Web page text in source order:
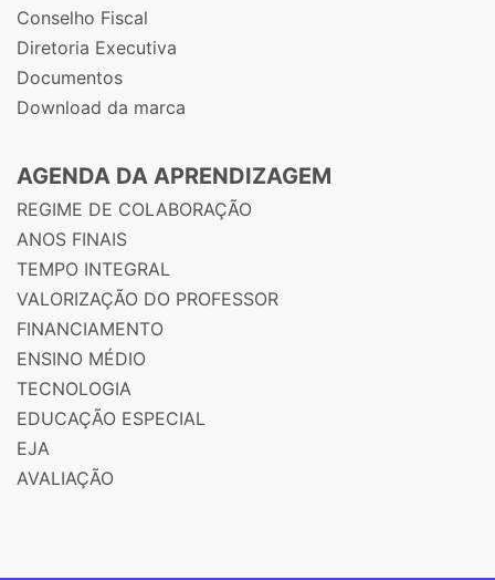
Conselho Fiscal
Diretoria Executiva
Documentos
Download da marca
AGENDA DA APRENDIZAGEM
REGIME DE COLABORAÇÃO
ANOS FINAIS
TEMPO INTEGRAL
VALORIZAÇÃO DO PROFESSOR
FINANCIAMENTO
ENSINO MÉDIO
TECNOLOGIA
EDUCAÇÃO ESPECIAL
EJA
AVALIAÇÃO